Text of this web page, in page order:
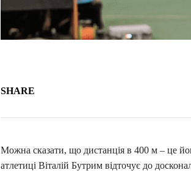
SHARE
Можна сказати, що дистанція в 400 м – це
атлетиці Віталій Бутрим відточує до